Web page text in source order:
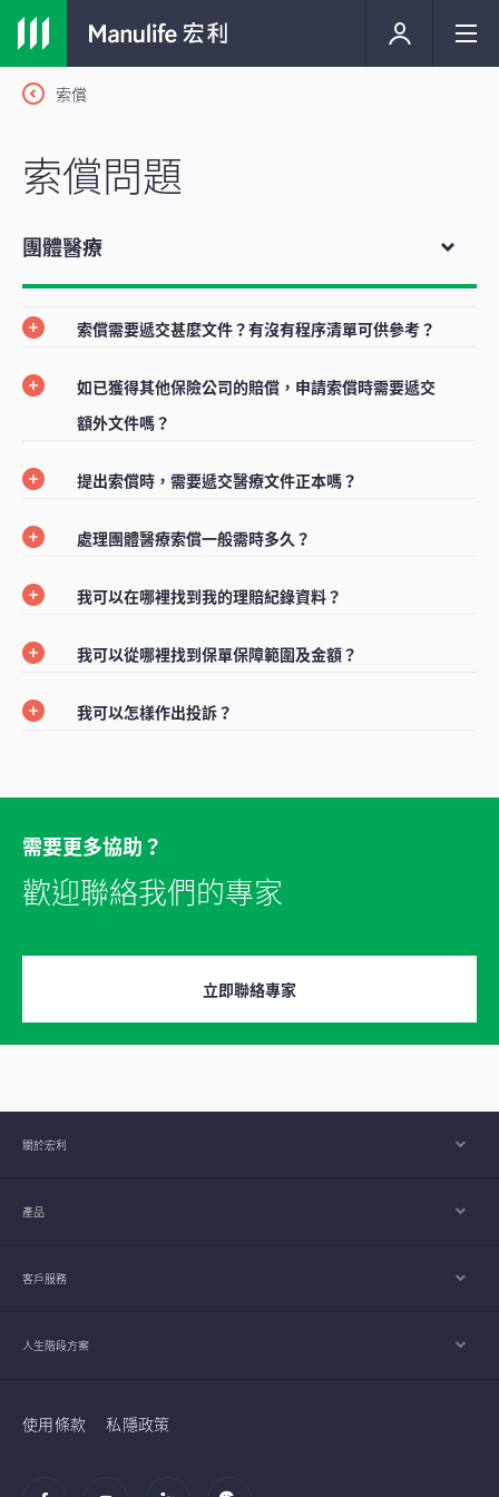
索償
索償問題
團體醫療
索償需要遞交甚麼文件？有沒有程序清單可供參考？
如已獲得其他保險公司的賠償，申請索償時需要遞交
額外文件嗎？
提出索償時，需要遞交醫療文件正本嗎？
處理團體醫療索償一般需時多久？
我可以在哪裡找到我的理賠紀錄資料？
我可以從哪裡找到保單保障範圍及金額？
我可以怎樣作出投訴？
需要更多協助？
歡迎聯絡我們的專家
立即聯絡專家
關於宏利
產品
客戶服務
人生階段方案
使用條款 私隱政策